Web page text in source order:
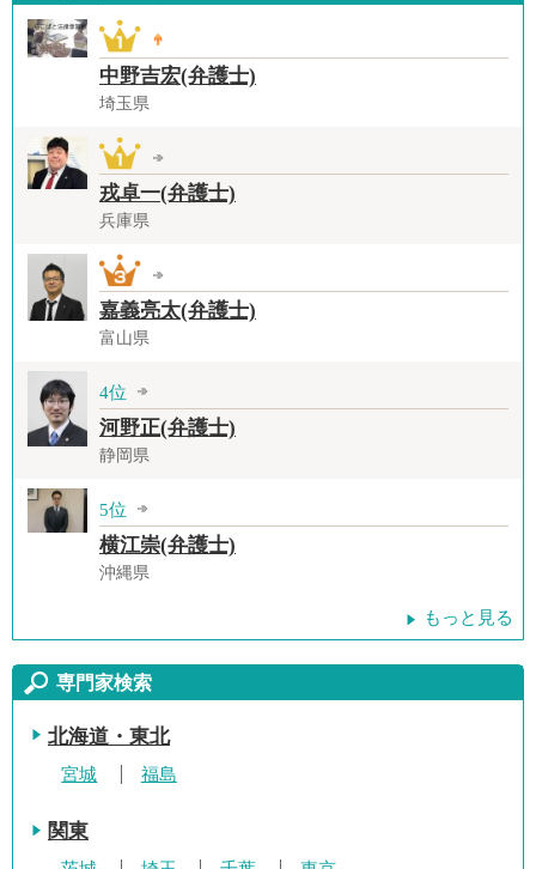
中野吉宏(弁護士)
埼玉県
戎卓一(弁護士)
兵庫県
嘉義亮太(弁護士)
富山県
4位
河野正(弁護士)
静岡県
5位
横江崇(弁護士)
沖縄県
もっと見る
専門家検索
北海道・東北
宮城 福島
関東